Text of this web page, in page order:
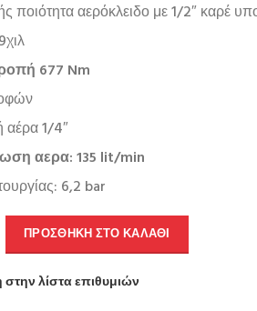
ποιότητα αερόκλειδο με 1/2″ καρέ
677 Nm
αέρα 1/4″
αερα: 135 lit/min
6,2 bar
ΠΡΟΣΘΉΚΗ ΣΤΟ ΚΑΛΆΘΙ
λίστα επιθυμιών